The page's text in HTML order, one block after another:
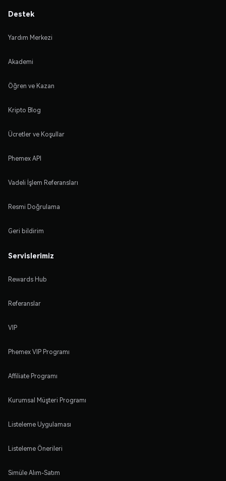
Destek
Yardım Merkezi
Akademi
Öğren ve Kazan
Kripto Blog
Ücretler ve Koşullar
Phemex API
Vadeli İşlem Referansları
Resmi Doğrulama
Geri bildirim
Servislerimiz
Rewards Hub
Referanslar
VIP
Phemex VIP Programı
Affiliate Programı
Kurumsal Müşteri Programı
Listeleme Uygulaması
Listeleme Önerileri
Simüle Alım-Satım